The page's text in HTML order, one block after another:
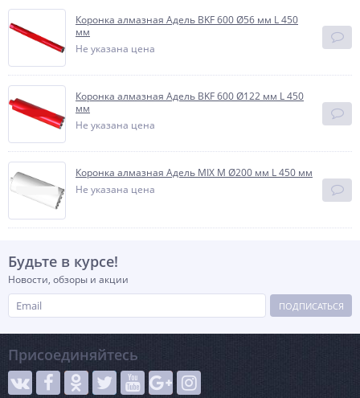
Коронка алмазная Адель BKF 600 Ø56 мм L 450
мм
Не указана цена
Коронка алмазная Адель BKF 600 Ø122 мм L 450
мм
Не указана цена
Коронка алмазная Адель MIX M Ø200 мм L 450 мм
Не указана цена
Будьте в курсе!
Новости, обзоры и акции
ПОДПИСАТЬСЯ
Присоединяйтесь